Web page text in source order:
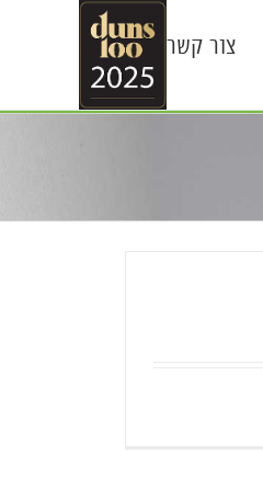
צור קשר